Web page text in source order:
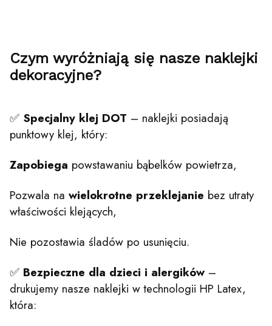
Czym wyróżniają się nasze naklejki
dekoracyjne?
✅ Specjalny klej DOT – naklejki posiadają
punktowy klej, który:
Zapobiega powstawaniu bąbelków powietrza,
Pozwala na wielokrotne przeklejanie bez utraty
właściwości klejących,
Nie pozostawia śladów po usunięciu.
✅ Bezpieczne dla dzieci i alergików–
drukujemy nasze naklejki w technologii HP Latex,
która: